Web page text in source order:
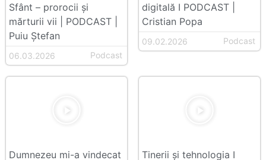
Sfânt – prorocii și
mărturii vii | PODCAST |
Puiu Ștefan
06.03.2026 Podcast
digitală I PODCAST |
Cristian Popa
09.02.2026 Podcast
Dumnezeu mi-a vindecat
Tinerii şi tehnologia I